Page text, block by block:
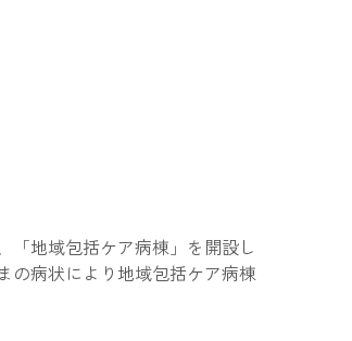
「地域包括ケア病棟」を開設し
の病状により地域包括ケア病棟